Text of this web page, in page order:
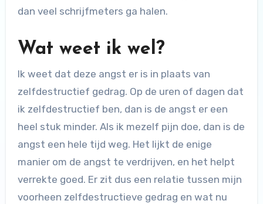
dan veel schrijfmeters ga halen.
Wat weet ik wel?
Ik weet dat deze angst er is in plaats van
zelfdestructief gedrag. Op de uren of dagen dat
ik zelfdestructief ben, dan is de angst er een
heel stuk minder. Als ik mezelf pijn doe, dan is de
angst een hele tijd weg. Het lijkt de enige
manier om de angst te verdrijven, en het helpt
verrekte goed. Er zit dus een relatie tussen mijn
voorheen zelfdestructieve gedrag en wat nu